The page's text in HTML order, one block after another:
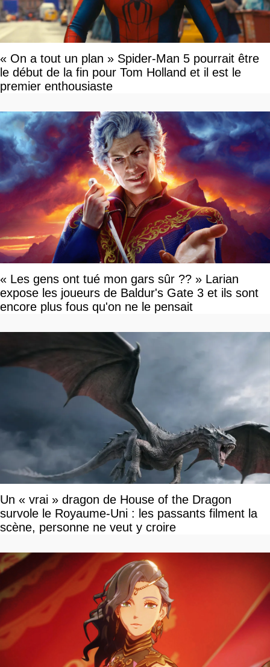
« On a tout un plan » Spider-Man 5 pourrait être
le début de la fin pour Tom Holland et il est le
premier enthousiaste
« Les gens ont tué mon gars sûr ?? » Larian
expose les joueurs de Baldur's Gate 3 et ils sont
encore plus fous qu'on ne le pensait
Un « vrai » dragon de House of the Dragon
survole le Royaume-Uni : les passants filment la
scène, personne ne veut y croire